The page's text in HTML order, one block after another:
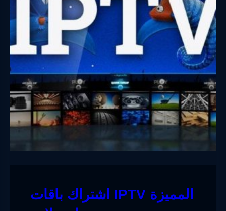
اشتراك باقات IPTV المميزة